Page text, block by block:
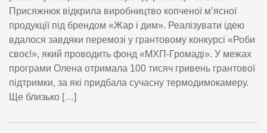
Присяжнюк відкрила виробництво копченої м’ясної
продукції під брендом «Жар і дим». Реалізувати ідею
вдалося завдяки перемозі у грантовому конкурсі «Роби
своє!», який проводить фонд «МХП-Громаді». У межах
програми Олена отримала 100 тисяч гривень грантової
підтримки, за які придбала сучасну термодимокамеру.
Ще близько […]